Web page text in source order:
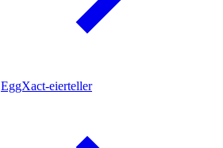
EggXact-eierteller